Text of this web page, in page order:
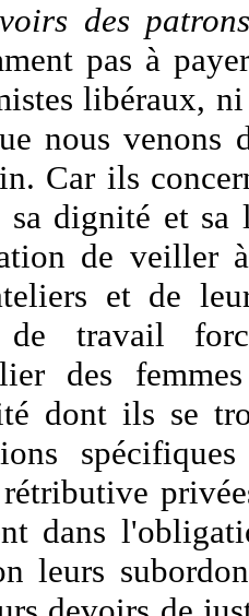
des
pas à
libéraux,
nous venons
Car ils
dignité et sa
de veiller
et de
de travail
des
dont ils se
dans
leurs